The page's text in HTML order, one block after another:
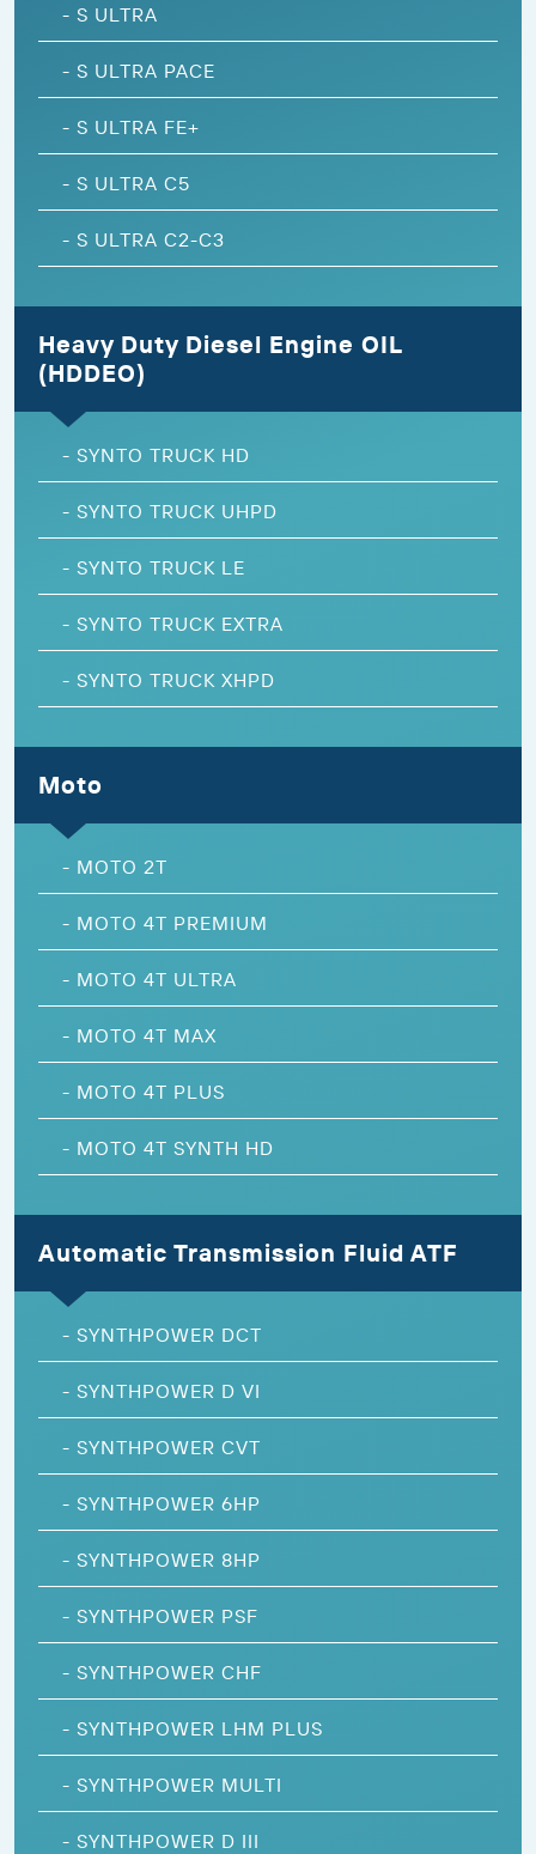
- S ULTRA
- S ULTRA PACE
- S ULTRA FE+
- S ULTRA C5
- S ULTRA C2-C3
Heavy Duty Diesel Engine OIL
(HDDEO)
- SYNTO TRUCK HD
- SYNTO TRUCK UHPD
- SYNTO TRUCK LE
- SYNTO TRUCK EXTRA
- SYNTO TRUCK XHPD
Moto
- MOTO 2T
- MOTO 4T PREMIUM
- MOTO 4T ULTRA
- MOTO 4T MAX
- MOTO 4T PLUS
- MOTO 4T SYNTH HD
Automatic Transmission Fluid ATF
- SYNTHPOWER DCT
- SYNTHPOWER D VI
- SYNTHPOWER CVT
- SYNTHPOWER 6HP
- SYNTHPOWER 8HP
- SYNTHPOWER PSF
- SYNTHPOWER CHF
- SYNTHPOWER LHM PLUS
- SYNTHPOWER MULTI
- SYNTHPOWER D III